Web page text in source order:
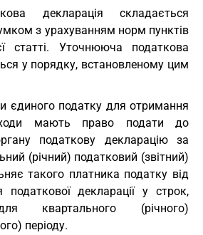
декларація складається
з урахуванням норм пунктів
статті. Уточнююча податкова
у порядку, встановленому цим
єдиного податку для отримання
мають право подати до
податкову декларацію за
(річний) податковий (звітний)
такого платника податку від
податкової декларації у строк,
квартального (річного)
періоду.